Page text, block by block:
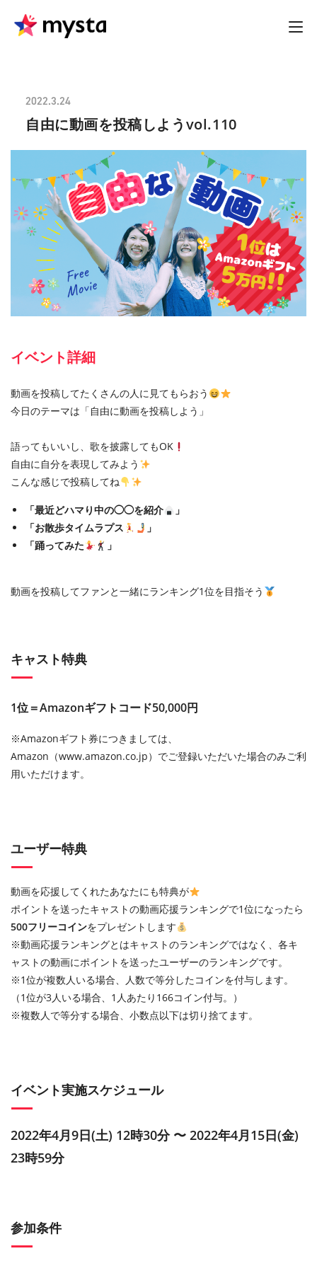
2022.3.24
自由に動画を投稿しようvol.110
イベント詳細
動画を投稿してたくさんの人に見てもらおう
今日のテーマは「自由に動画を投稿しよう」
語ってもいいし、歌を披露してもOK
自由に自分を表現してみよう
こんな感じで投稿してね
「最近どハマり中の◯◯を紹介
」
「お散歩タイムラプス
」
「踊ってみた
」
動画を投稿してファンと一緒にランキング1位を目指そう
キャスト特典
1位＝Amazonギフトコード50,000円
※Amazonギフト券につきましては、
Amazon（www.amazon.co.jp）でご登録いただいた場合のみご利
用いただけます。
ユーザー特典
動画を応援してくれたあなたにも特典が
ポイントを送ったキャストの動画応援ランキングで1位になったら
500フリーコインをプレゼントします
※動画応援ランキングとはキャストのランキングではなく、各キ
ャストの動画にポイントを送ったユーザーのランキングです。
※1位が複数人いる場合、人数で等分したコインを付与します。
（1位が3人いる場合、1人あたり166コイン付与。）
※複数人で等分する場合、小数点以下は切り捨てます。
イベント実施スケジュール
2022年4月9日(土) 12時30分 〜 2022年4月15日(金)
23時59分
参加条件